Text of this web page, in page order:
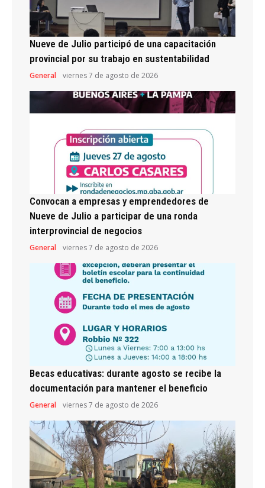
Nueve de Julio participó de una capacitación
provincial por su trabajo en sustentabilidad
General viernes 7 de agosto de 2026
Convocan a empresas y emprendedores de
Nueve de Julio a participar de una ronda
interprovincial de negocios
General viernes 7 de agosto de 2026
Becas educativas: durante agosto se recibe la
documentación para mantener el beneficio
General viernes 7 de agosto de 2026